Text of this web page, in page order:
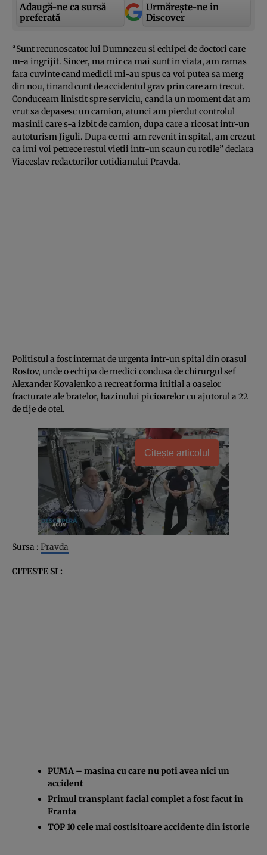
Adaugă-ne ca sursă
preferată
Urmărește-ne in
Discover
“Sunt recunoscator lui Dumnezeu si echipei de doctori care
m-a ingrijit. Sincer, ma mir ca mai sunt in viata, am ramas
fara cuvinte cand medicii mi-au spus ca voi putea sa merg
din nou, tinand cont de accidentul grav prin care am trecut.
Conduceam linistit spre serviciu, cand la un moment dat am
vrut sa depasesc un camion, atunci am pierdut controlul
masinii care s-a izbit de camion, dupa care a ricosat intr-un
autoturism Jiguli. Dupa ce mi-am revenit in spital, am crezut
ca imi voi petrece restul vietii intr-un scaun cu rotile” declara
Viaceslav redactorilor cotidianului Pravda.
Politistul a fost internat de urgenta intr-un spital din orasul
Rostov, unde o echipa de medici condusa de chirurgul sef
Alexander Kovalenko a recreat forma initial a oaselor
fracturate ale bratelor, bazinului picioarelor cu ajutorul a 22
de tije de otel.
Citește articolul
Sursa : Pravda
CITESTE SI :
PUMA – masina cu care nu poti avea nici un
accident
Primul transplant facial complet a fost facut in
Franta
TOP 10 cele mai costisitoare accidente din istorie